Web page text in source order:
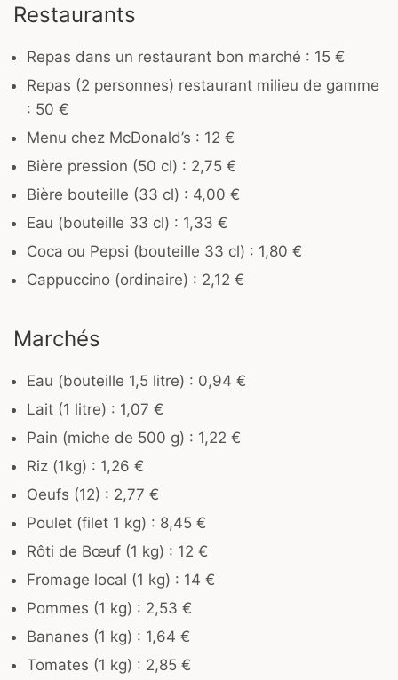
Restaurants
Repas dans un restaurant bon marché : 15 €
Repas (2 personnes) restaurant milieu de gamme
: 50 €
Menu chez McDonald’s : 12 €
Bière pression (50 cl) : 2,75 €
Bière bouteille (33 cl) : 4,00 €
Eau (bouteille 33 cl) : 1,33 €
Coca ou Pepsi (bouteille 33 cl) : 1,80 €
Cappuccino (ordinaire) : 2,12 €
Marchés
Eau (bouteille 1,5 litre) : 0,94 €
Lait (1 litre) : 1,07 €
Pain (miche de 500 g) : 1,22 €
Riz (1kg) : 1,26 €
Oeufs (12) : 2,77 €
Poulet (filet 1 kg) : 8,45 €
Rôti de Bœuf (1 kg) : 12 €
Fromage local (1 kg) : 14 €
Pommes (1 kg) : 2,53 €
Bananes (1 kg) : 1,64 €
Tomates (1 kg) : 2,85 €